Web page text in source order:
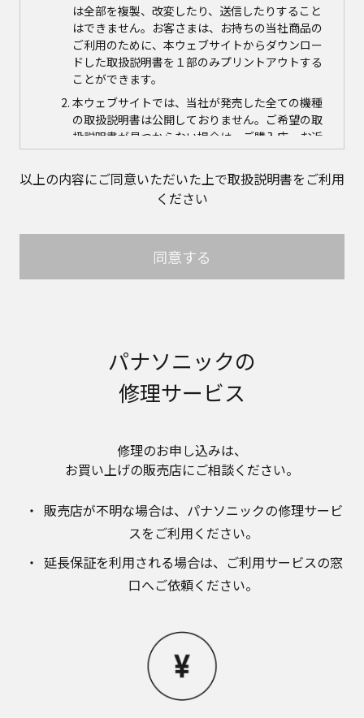
は全部を複製、改変したり、送信したりすること
はできません。お客さまは、お持ちの当社商品の
ご利用のために、本ウェブサイトからダウンロー
ドした取扱説明書を１部のみプリントアウトする
ことができます。
本ウェブサイトでは、当社が発売した全ての機種
の取扱説明書は公開しておりません。ご希望の取
扱説明書が見つからない場合は、ご購入店、お近
くの当社商品の取扱店、または当社サービス会社
に直接お問い合わせの上、ご購入いただきますよ
うお願いいたします。ただし、商品自体の生産中
止などの理由により、当該商品につき取扱説明書
めご了承ください。
本ウェブサイトに公開されている取扱説明書の対
象商品が生産中止などの理由でご購入できない場
のお取り扱いについて。パナソニック株式会社お
内容を、ご相談への対応や修理、その確認などの
する場合や正当な理由がある場合を除き、第三者
に提供しません。お問い合わせは、ご相談された
窓口にご連絡ください。
書は、原則として商品が発売された当初のものを
掲載しています。したがいまして、会社名やお客
があります。また、本ウェブサイトに公開されて
いる説明書の記載内容と、お客様がお持ちの商品
いる取扱説明書の内容とお手持ちの商品の仕様に
相違がある場合は、ご購入店、お近くの当社商品
の取扱店、または当社サービス会社に直接お問い
合わせください。また、商品に同梱される取扱説
明書が改訂されている場合、当社の選択により、
以上の内容にご同意いただいた上で取扱説明書をご利用
ください
同意する
パナソニックの
修理サービス
修理のお申し込みは、​
お買い上げの販売店にご相談ください。​
販売店が不明な場合は、​パナソニックの修理サービ
スをご利用ください。​
延長保証を利用される場合は、​ご利用サービスの窓
口へご依頼ください。